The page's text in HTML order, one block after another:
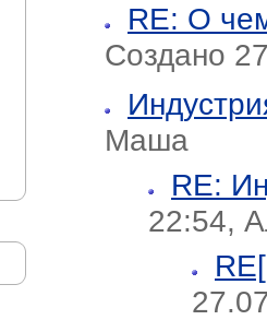
RE: О
Создано
Маша
RE:
22:54,